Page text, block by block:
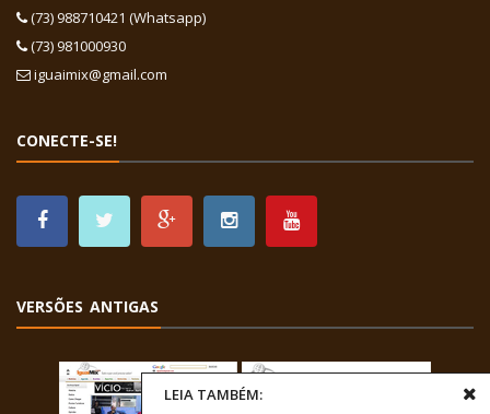
LEIA TAMBÉM:
(73) 988710421 (Whatsapp)
(73) 981000930
iguaimix@gmail.com
CONECTE-SE!
VERSÕES ANTIGAS